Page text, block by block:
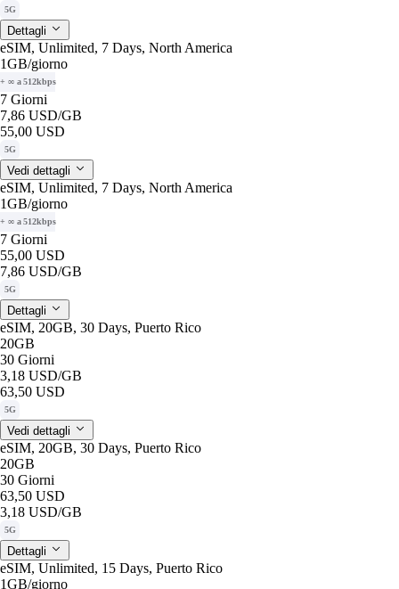
5G
Dettagli
eSIM, Unlimited, 7 Days, North America
1GB/giorno
+ ∞ a 512kbps
7 Giorni
7,86 USD/GB
55,00 USD
5G
Vedi dettagli
eSIM, Unlimited, 7 Days, North America
1GB/giorno
+ ∞ a 512kbps
7 Giorni
55,00 USD
7,86 USD/GB
5G
Dettagli
eSIM, 20GB, 30 Days, Puerto Rico
20GB
30 Giorni
3,18 USD/GB
63,50 USD
5G
Vedi dettagli
eSIM, 20GB, 30 Days, Puerto Rico
20GB
30 Giorni
63,50 USD
3,18 USD/GB
5G
Dettagli
eSIM, Unlimited, 15 Days, Puerto Rico
1GB/giorno